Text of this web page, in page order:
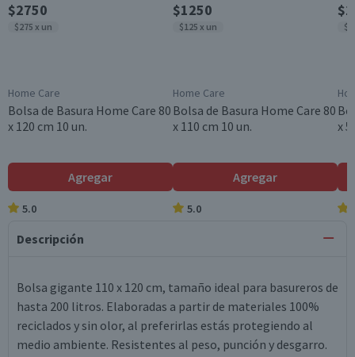
$2750
$275 x un
Home Care
Bolsa de Basura Home Care 80
x 120 cm 10 un.
Agregar
5.0
$1250
$125 x un
Home Care
Bolsa de Basura Home Care 80
x 110 cm 10 un.
Agregar
5.0
x
Descripción
Bolsa gigante 110 x 120 cm, tamaño ideal para basureros de
hasta 200 litros. Elaboradas a partir de materiales 100%
reciclados y sin olor, al preferirlas estás protegiendo al
medio ambiente. Resistentes al peso, punción y desgarro.